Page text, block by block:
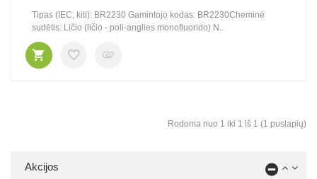
Tipas (IEC, kiti): BR2230 Gamintojo kodas: BR2230Cheminė
sudėtis: Ličio (ličio - poli-anglies monofluorido) N..
Rodoma nuo 1 iki 1 iš 1 (1 puslapių)
Akcijos